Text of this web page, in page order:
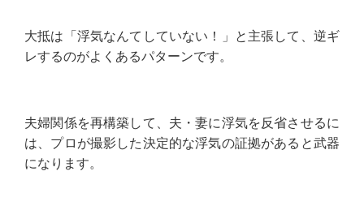
大抵は「浮気なんてしていない！」と主張して、逆ギ
レするのがよくあるパターンです。
夫婦関係を再構築して、夫・妻に浮気を反省させるに
は、プロが撮影した決定的な浮気の証拠があると武器
になります。